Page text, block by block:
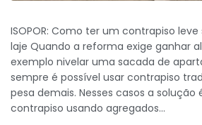
ISOPOR: Como ter um contrapiso
laje Quando a reforma exige ganhar
exemplo nivelar uma sacada de
sempre é possível usar contrapiso
pesa demais. Nesses casos a solução
contrapiso usando agregados...